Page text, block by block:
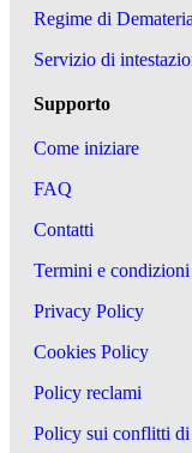
Regime di
Servizio di
Supporto
Come iniziare
FAQ
Contatti
Termini e condizioni
Privacy Policy
Cookies Policy
Policy reclami
Policy sui conflitti di